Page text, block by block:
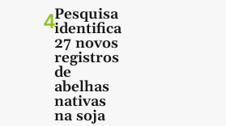
4Pesquisa
identifica
27 novos
registros
de
abelhas
nativas
na soja